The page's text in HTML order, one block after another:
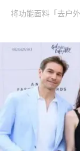
将功能面料「去户